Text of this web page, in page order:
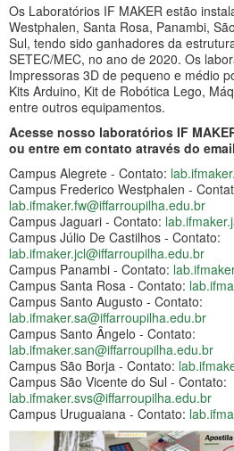
Os Laboratórios IF MAKER estão
Westphalen, Santa Rosa, Panambi,
Sul, tendo sido ganhadores da
SETEC/MEC, no ano de 2020. Os
Impressoras 3D de pequeno e médio
Kits Arduino, Kit de Robótica Lego,
entre outros equipamentos.
Acesse nosso laboratórios IF
ou entre em contato através do
Campus Alegrete - Contato:
Campus Frederico Westphalen -
lab.ifmaker.fw@iffarroupilha.edu.br
Campus Jaguari - Contato:
Campus Júlio De Castilhos - Contato:
lab.ifmaker.jcl@iffarroupilha.edu.br
Campus Panambi - Contato:
Campus Santa Rosa - Contato:
Campus Santo Augusto - Contato:
lab.ifmaker.sa@iffarroupilha.edu.br
Campus Santo Ângelo - Contato:
lab.ifmaker.san@iffarroupilha.edu.br
Campus São Borja - Contato:
Campus São Vicente do Sul - Contato:
lab.ifmaker.svs@iffarroupilha.edu.br
Campus Uruguaiana - Contato: